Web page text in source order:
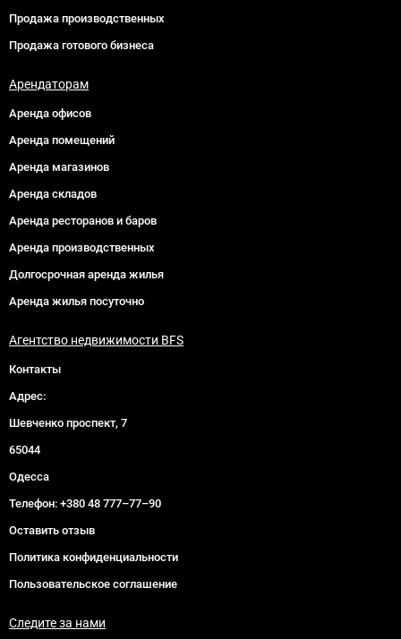
Продажа производственных
Продажа готового бизнеса
Арендаторам
Аренда офисов
Аренда помещений
Аренда магазинов
Аренда складов
Аренда ресторанов и баров
Аренда производственных
Долгосрочная аренда жилья
Аренда жилья посуточно
Агентство недвижимости BFS
Контакты
Адрес:
Шевченко проспект, 7
65044
Одесса
Телефон: +380 48 777–77–90
Оставить отзыв
Политика конфиденциальности
Пользовательское соглашение
Следите за нами